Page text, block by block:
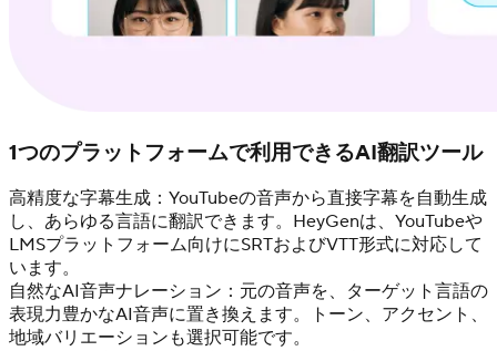
1つのプラットフォームで利用できるAI翻訳ツール
高精度な字幕生成：YouTubeの音声から直接字幕を自動生成
し、あらゆる言語に翻訳できます。HeyGenは、YouTubeや
LMSプラットフォーム向けにSRTおよびVTT形式に対応して
います。
自然なAI音声ナレーション：元の音声を、ターゲット言語の
表現力豊かなAI音声に置き換えます。トーン、アクセント、
地域バリエーションも選択可能です。